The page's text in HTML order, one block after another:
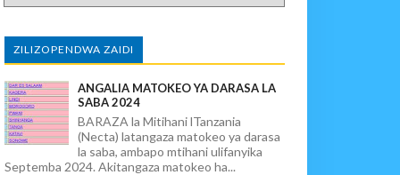
ZILIZOPENDWA ZAIDI
ANGALIA MATOKEO YA DARASA LA
SABA 2024
BARAZA la Mitihani lTanzania
(Necta) latangaza matokeo ya darasa
la saba, ambapo mtihani ulifanyika
Septemba 2024. Akitangaza matokeo ha...